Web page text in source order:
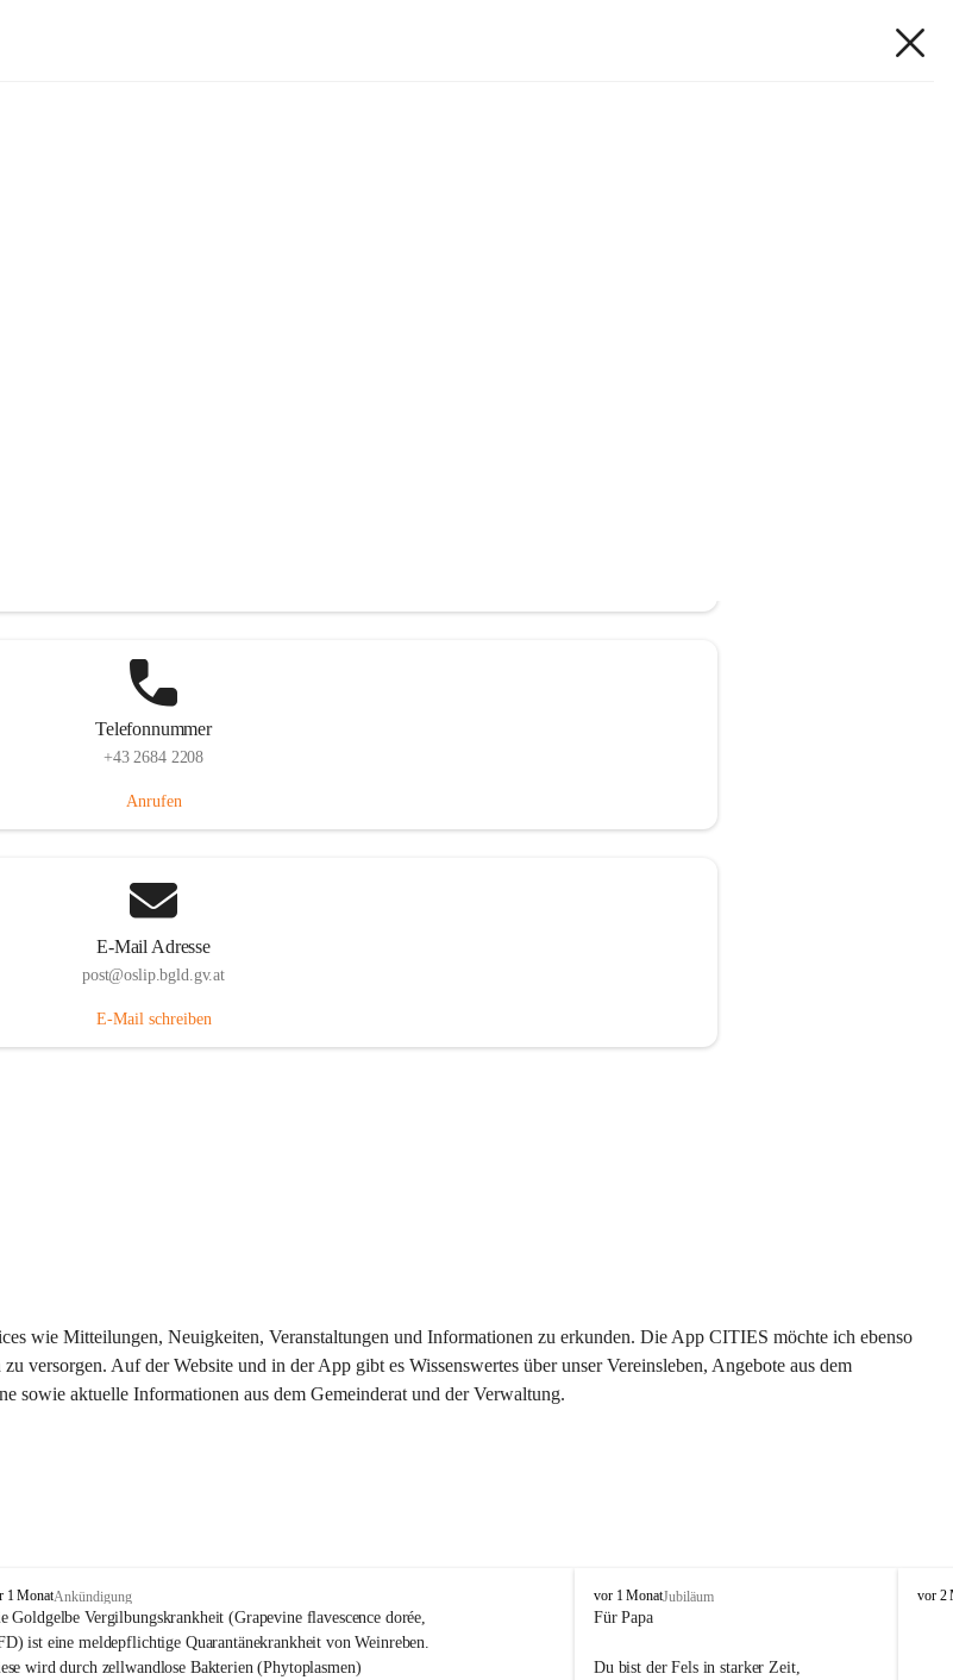
Telefonnummer
+43 2684 2208
Anrufen
E-Mail Adresse
post@oslip.bgld.gv.at
E-Mail schreiben
wie Mitteilungen, Neuigkeiten, Veranstaltungen und Informationen zu erkunden. Die App CITIES möchte ich ebenso
versorgen. Auf der Website und in der App gibt es Wissenswertes über unser Vereinsleben, Angebote aus dem
sowie aktuelle Informationen aus dem Gemeinderat und der Verwaltung.
1 MonatAnkündigung
Goldgelbe Vergilbungskrankheit (Grapevine flavescence dorée,
ist eine meldepflichtige Quarantänekrankheit von Weinreben.
wird durch zellwandlose Bakterien (Phytoplasmen)
O
s
i
vor 1 MonatJubiläum
Für Papa
Du bist der Fels in starker Zeit,
O
vor 2